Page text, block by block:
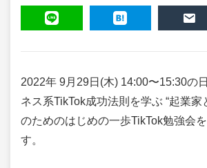
TWEET SHARE POCKET
2022年 9月29日(木) 14:00〜15:30の
ネス系TikTok成功法則を学ぶ “起業家
のためのはじめの一歩TikTok勉強会
す。